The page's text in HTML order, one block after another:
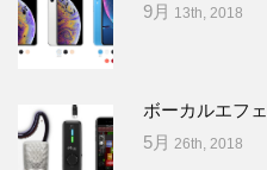
9月 13th, 2018
ボーカルエフ
5月 26th, 2018